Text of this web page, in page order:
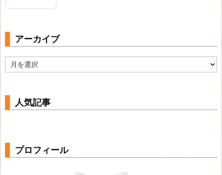
アーカイブ
ー
人気記事
プロフィール